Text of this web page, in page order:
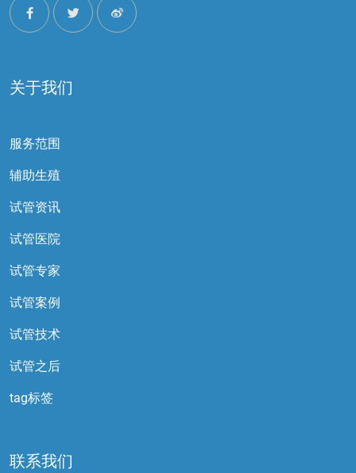
关于我们
服务范围
辅助生殖
试管资讯
试管医院
试管专家
试管案例
试管技术
试管之后
tag标签
联系我们